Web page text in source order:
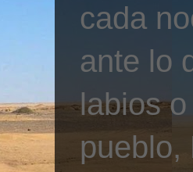
cada
ante lo
labios
pueblo,